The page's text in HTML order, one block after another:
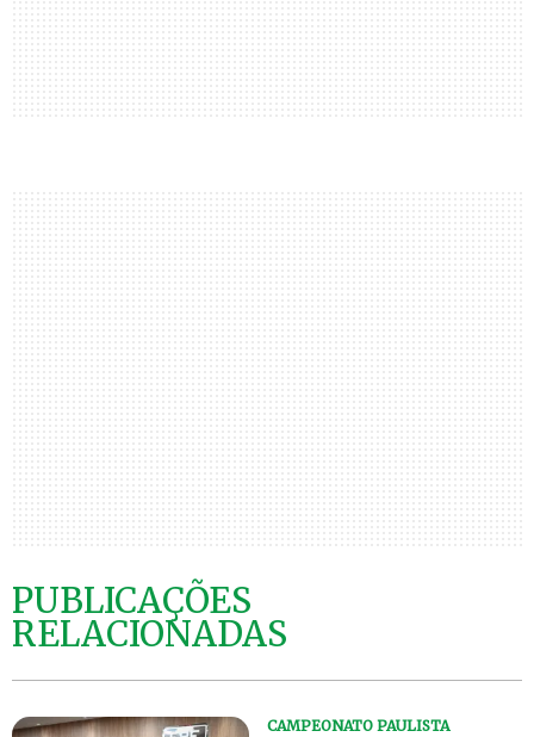
PUBLICAÇÕES
RELACIONADAS
CAMPEONATO PAULISTA